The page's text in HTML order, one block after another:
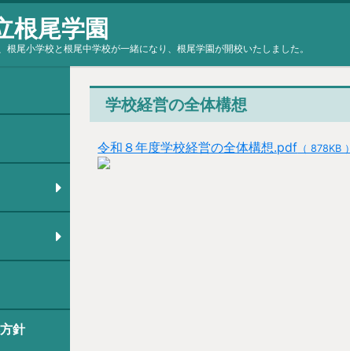
根尾学園
根尾小学校と根尾中学校が一緒になり、根尾学園が開校いたしました。
針
学校経営の全体構想
令和８年度学校経営の全体構想.pdf （ 878KB ）